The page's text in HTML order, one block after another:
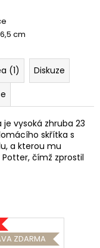
cm
(1)
Diskuze
vysoká zhruba 23
skřítka s
a kterou mu
čímž zprostil
ZDARMA